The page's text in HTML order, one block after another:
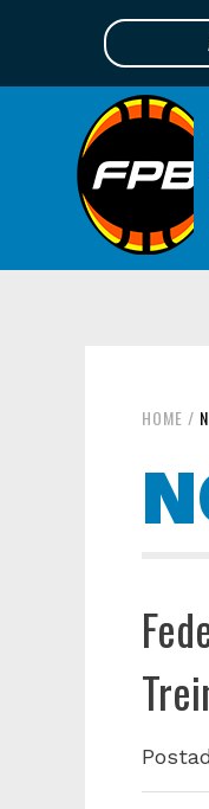
HOME /